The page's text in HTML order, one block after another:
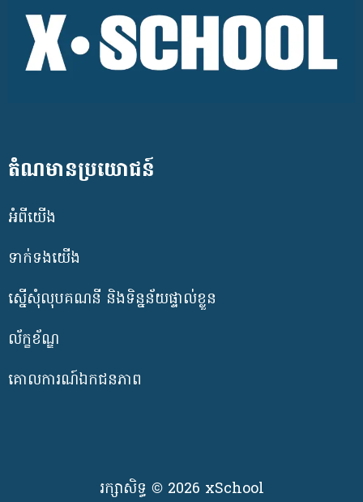
តំណមានប្រយោជន៍
អំពីយើង
ទាក់ទងយើង
ស្នើសុំលុបគណនី និងទិន្នន័យផ្ទាល់ខ្លួន
ល័ក្ខខ័ណ្ឌ
គោលការណ៍ឯកជនភាព
រក្សាសិទ្ធ © 2026 xSchool